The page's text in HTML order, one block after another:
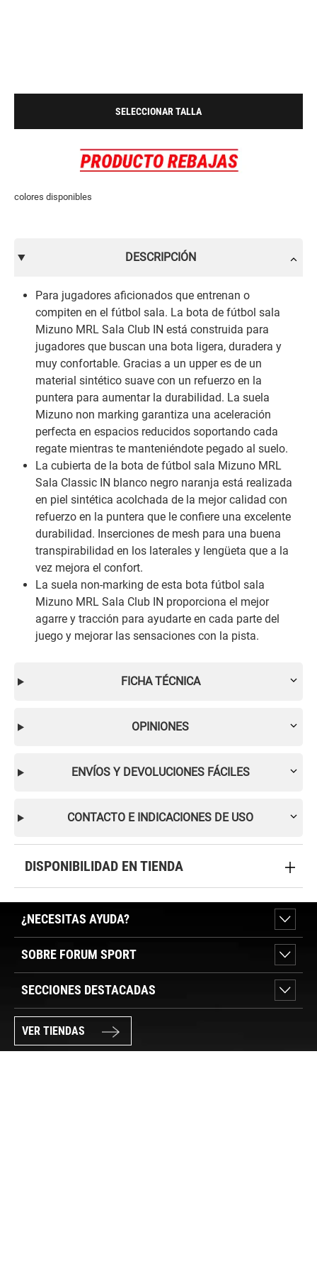
SELECCIONAR TALLA
colores disponibles
DESCRIPCIÓN
Para jugadores aficionados que entrenan o
compiten en el fútbol sala. La bota de fútbol sala
Mizuno MRL Sala Club IN está construida para
jugadores que buscan una bota ligera, duradera y
muy confortable. Gracias a un upper es de un
material sintético suave con un refuerzo en la
puntera para aumentar la durabilidad. La suela
Mizuno non marking garantiza una aceleración
perfecta en espacios reducidos soportando cada
regate mientras te manteniéndote pegado al suelo.
La cubierta de la bota de fútbol sala Mizuno MRL
Sala Classic IN blanco negro naranja está realizada
en piel sintética acolchada de la mejor calidad con
refuerzo en la puntera que le confiere una excelente
durabilidad. Inserciones de mesh para una buena
transpirabilidad en los laterales y lengüeta que a la
vez mejora el confort.
La suela non-marking de esta bota fútbol sala
Mizuno MRL Sala Club IN proporciona el mejor
agarre y tracción para ayudarte en cada parte del
juego y mejorar las sensaciones con la pista.
FICHA TÉCNICA
OPINIONES
ENVÍOS Y DEVOLUCIONES FÁCILES
CONTACTO E INDICACIONES DE USO
DISPONIBILIDAD EN TIENDA
¿NECESITAS AYUDA?
SOBRE FORUM SPORT
SECCIONES DESTACADAS
VER TIENDAS